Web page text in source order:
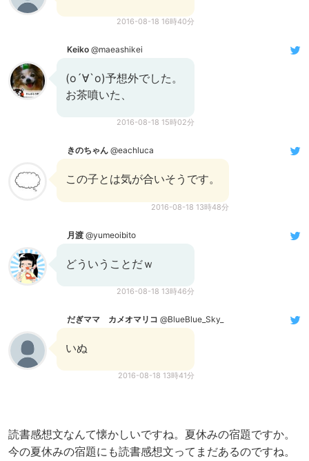
2016-08-18 16時40分
Keiko @maeashikei
(о´∀`о)予想外でした。
お茶噴いた、
2016-08-18 15時02分
きのちゃん @eachluca
この子とは気が合いそうです。
2016-08-18 13時48分
月渡 @yumeoibito
どういうことだｗ
2016-08-18 13時46分
だぎママ カメオマリコ @BlueBlue_Sky_
いぬ
2016-08-18 13時41分
読書感想文なんて懐かしいですね。夏休みの宿題ですか。
今の夏休みの宿題にも読書感想文ってまだあるのですね。